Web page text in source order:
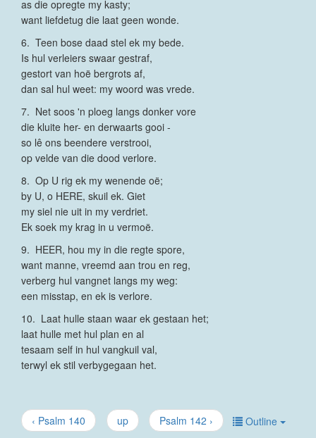
as die opregte my kasty;
want liefdetug die laat geen wonde.
6. Teen bose daad stel ek my bede.
Is hul verleiers swaar gestraf,
gestort van hoë bergrots af,
dan sal hul weet: my woord was vrede.
7. Net soos 'n ploeg langs donker vore
die kluite her- en derwaarts gooi -
so lê ons beendere verstrooi,
op velde van die dood verlore.
8. Op U rig ek my wenende oë;
by U, o HERE, skuil ek. Giet
my siel nie uit in my verdriet.
Ek soek my krag in u vermoë.
9. HEER, hou my in die regte spore,
want manne, vreemd aan trou en reg,
verberg hul vangnet langs my weg:
een misstap, en ek is verlore.
10. Laat hulle staan waar ek gestaan het;
laat hulle met hul plan en al
tesaam self in hul vangkuil val,
terwyl ek stil verbygegaan het.
Outline
‹ Psalm 140 up Psalm 142 ›